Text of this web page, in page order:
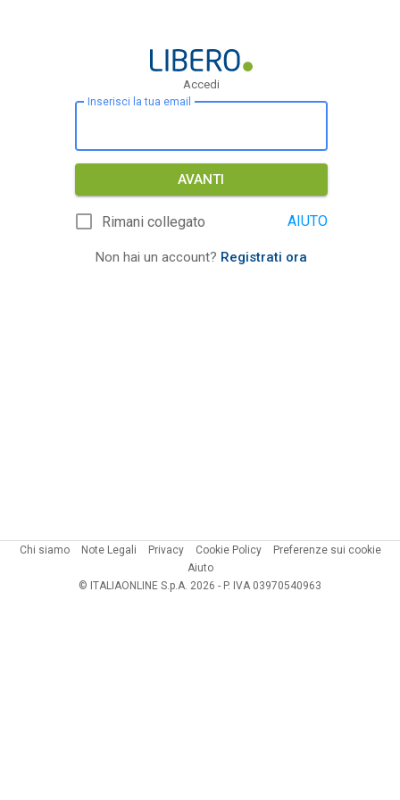
Accedi
Inserisci la tua email
AVANTI
Rimani collegato AIUTO
Non hai un account? Registrati ora
Chi siamo Note Legali Privacy Cookie Policy
Preferenze sui cookie
Aiuto
© ITALIAONLINE S.p.A. 2026 - P. IVA 03970540963